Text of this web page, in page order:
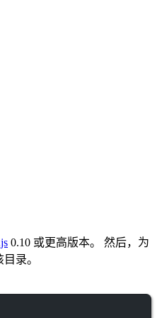
0.10 或更高版本。 然后，为
录。